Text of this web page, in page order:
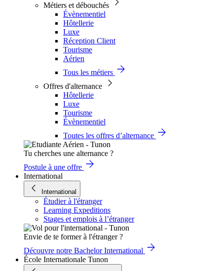
Métiers et débouchés
Évènementiel
Hôtellerie
Luxe
Réception Client
Tourisme
Aérien
Tous les métiers
Offres d'alternance
Hôtellerie
Luxe
Tourisme
Évènementiel
Toutes les offres d’alternance
Tu cherches une alternance ?
Postule à une offre
International
International
Étudier à l'étranger
Learning Expeditions
Stages et emplois à l’étranger
Envie de te former à l'étranger ?
Découvre notre Bachelor International
École Internationale Tunon